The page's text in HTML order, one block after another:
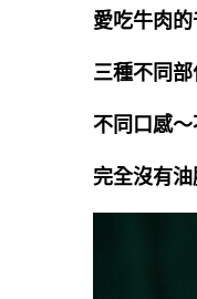
愛吃牛肉
三種不同
不同口感～
完全沒有油